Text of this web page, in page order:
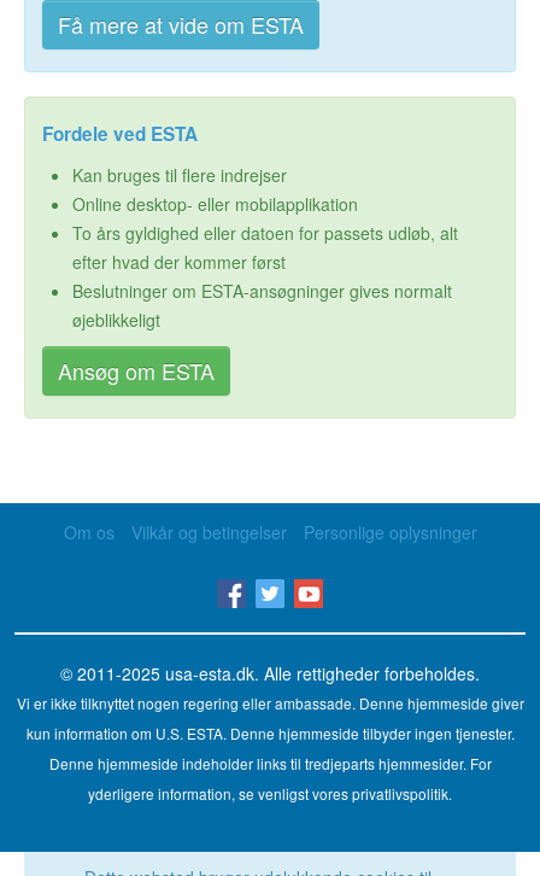
Få mere at vide om ESTA
Fordele ved ESTA
Kan bruges til flere indrejser
Online desktop- eller mobilapplikation
To års gyldighed eller datoen for passets udløb, alt
efter hvad der kommer først
Beslutninger om ESTA-ansøgninger gives normalt
øjeblikkeligt
Ansøg om ESTA
Om os Vilkår og betingelser Personlige oplysninger
© 2011-2025 usa-esta.dk. Alle rettigheder forbeholdes.
Vi er ikke tilknyttet nogen regering eller ambassade. Denne hjemmeside giver
kun information om U.S. ESTA. Denne hjemmeside tilbyder ingen tjenester.
Denne hjemmeside indeholder links til tredjeparts hjemmesider. For
yderligere information, se venligst vores privatlivspolitik.